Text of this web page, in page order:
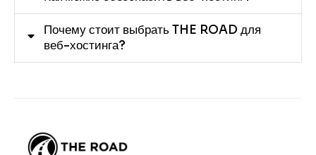
Почему стоит выбрать THE ROAD для
веб-хостинга?